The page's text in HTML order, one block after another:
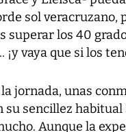
sol veracruzano,
superar los 40
¡y vaya que si los
jornada, unas
su sencillez
Aunque la